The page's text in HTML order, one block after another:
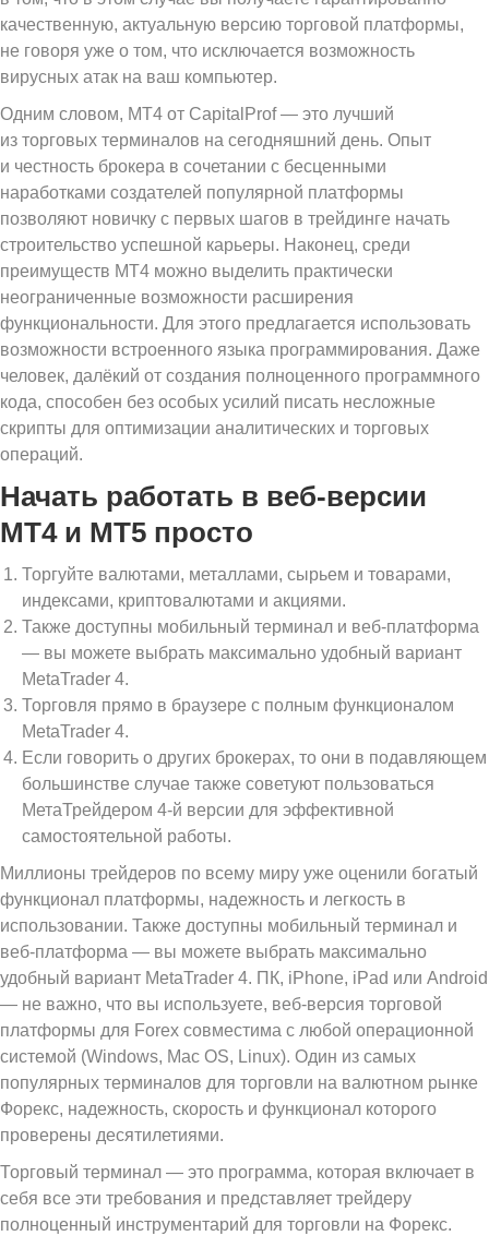
качественную, актуальную версию торговой платформы,
не говоря уже о том, что исключается возможность
вирусных атак на ваш компьютер.
Одним словом, MT4 от CapitalProf — это лучший
из торговых терминалов на сегодняшний день. Опыт
и честность брокера в сочетании с бесценными
наработками создателей популярной платформы
позволяют новичку с первых шагов в трейдинге начать
строительство успешной карьеры. Наконец, среди
преимуществ МТ4 можно выделить практически
неограниченные возможности расширения
функциональности. Для этого предлагается использовать
возможности встроенного языка программирования. Даже
человек, далёкий от создания полноценного программного
кода, способен без особых усилий писать несложные
скрипты для оптимизации аналитических и торговых
операций.
Начать работать в веб-версии
MT4 и MT5 просто
Торгуйте валютами, металлами, сырьем и товарами,
индексами, криптовалютами и акциями.
Также доступны мобильный терминал и веб-платформа
— вы можете выбрать максимально удобный вариант
MetaTrader 4.
Торговля прямо в браузере с полным функционалом
MetaTrader 4.
Если говорить о других брокерах, то они в подавляющем
большинстве случае также советуют пользоваться
МетаТрейдером 4-й версии для эффективной
самостоятельной работы.
Миллионы трейдеров по всему миру уже оценили богатый
функционал платформы, надежность и легкость в
использовании. Также доступны мобильный терминал и
веб-платформа — вы можете выбрать максимально
удобный вариант MetaTrader 4. ПК, iPhone, iPad или Android
— не важно, что вы используете, веб-версия торговой
платформы для Forex совместима с любой операционной
системой (Windows, Mac OS, Linux). Один из самых
популярных терминалов для торговли на валютном рынке
Форекс, надежность, скорость и функционал которого
проверены десятилетиями.
Торговый терминал — это программа, которая включает в
себя все эти требования и представляет трейдеру
полноценный инструментарий для торговли на Форекс.